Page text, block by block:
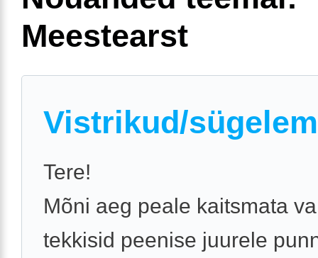
Meestearst
Vistrikud/
Tere!
Mõni aeg peale kaitsmata
tekkisid peenise juurele